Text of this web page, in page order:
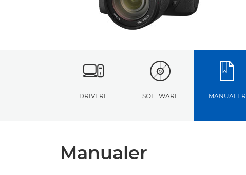
DRIVERE SOFTWARE MANUALER
Manualer